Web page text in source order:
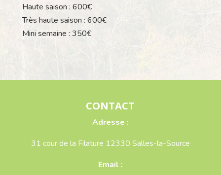
Haute saison : 600€
Très haute saison : 600€
Mini semaine : 350€
CONTACT
Adresse :
31 cour de la Filature 12330 Salles-la-Source
Email :